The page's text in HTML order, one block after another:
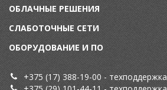
ОБЛАЧНЫЕ РЕШЕНИЯ
СЛАБОТОЧНЫЕ СЕТИ
ОБОРУДОВАНИЕ И ПО
+375 (17) 388-19-00 - техподдержка